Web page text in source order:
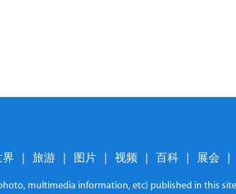
界 旅游 图片 视频 百科 展会
multimedia information, etc) published in this